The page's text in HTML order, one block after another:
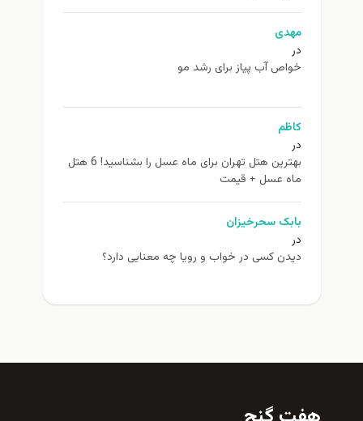
مهدی
در
خواص آب پیاز برای رشد مو
کاظم
در
بهترین هتل تهران برای ماه عسل را بشناسید! 6 هتل
ماه عسل + قیمت
بابک سحرخیزان
در
دیدن کسی در خواب و رویا چه معنایی دارد؟